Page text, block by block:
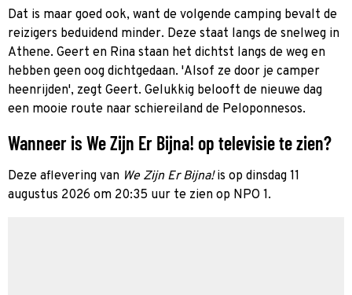
Dat is maar goed ook, want de volgende camping bevalt de
reizigers beduidend minder. Deze staat langs de snelweg in
Athene. Geert en Rina staan het dichtst langs de weg en
hebben geen oog dichtgedaan. 'Alsof ze door je camper
heenrijden', zegt Geert. Gelukkig belooft de nieuwe dag
een mooie route naar schiereiland de Peloponnesos.
Wanneer is We Zijn Er Bijna! op televisie te zien?
Deze aflevering van We Zijn Er Bijna!is op dinsdag 11
augustus 2026 om 20:35 uur te zien op NPO 1.